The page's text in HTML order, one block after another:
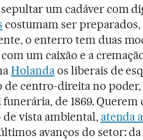
um cadáver com
costumam ser preparados,
o enterro tem duas
um caixão e a
Holandaos liberais de
de centro-direita no
de 1869. Querem
vista ambiental, atenda
avanços do setor: